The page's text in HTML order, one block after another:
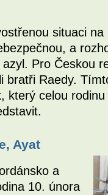
situaci
a
Pro Českou
bratři Raedy.
který celou
Ayat
a
10. února